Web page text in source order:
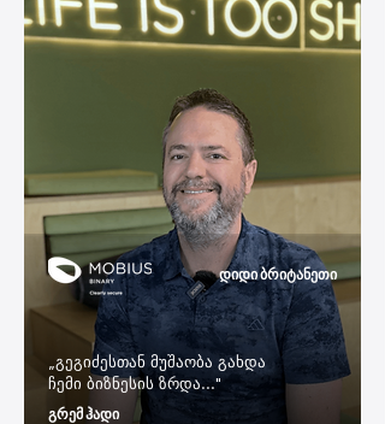
დიდი ბრიტანეთი
„გეგიძესთან მუშაობა გახდა
ჩემი ბიზნესის ზრდა..."
გრემ ჰადი